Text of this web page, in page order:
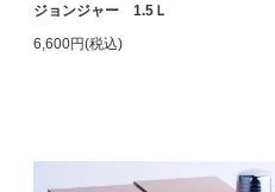
ジョンジャー 1.5Ｌ
6,600円(税込)